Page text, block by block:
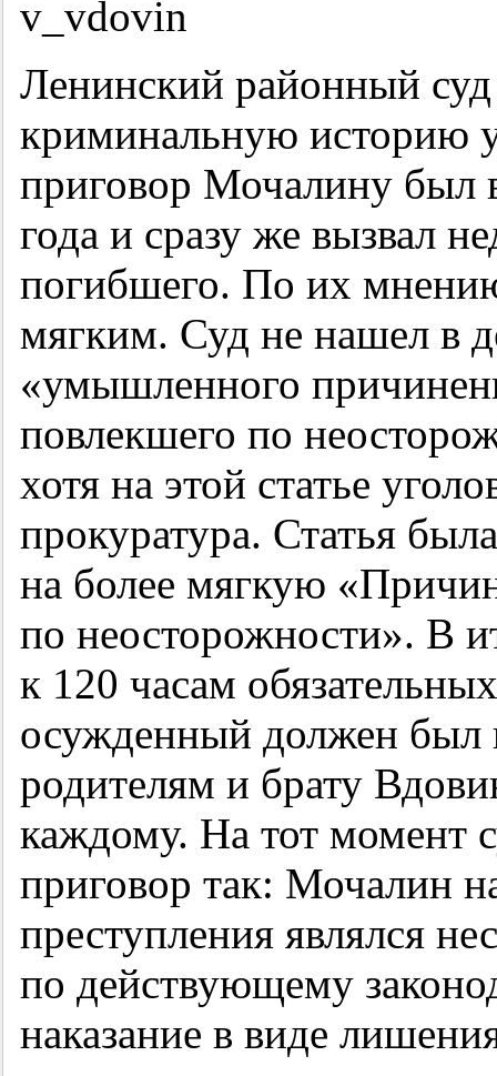
Ленинский районный суд
криминальную историю
приговор Мочалину был
года и сразу же вызвал
погибшего. По их
мягким. Суд не нашел в
«умышленного
повлекшего по
хотя на этой статье
прокуратура. Статья
на более мягкую
по неосторожности». В
к 120 часам
осужденный должен был
родителям и брату
каждому. На тот момент
приговор так: Мочалин
преступления являлся
по действующему
наказание в виде